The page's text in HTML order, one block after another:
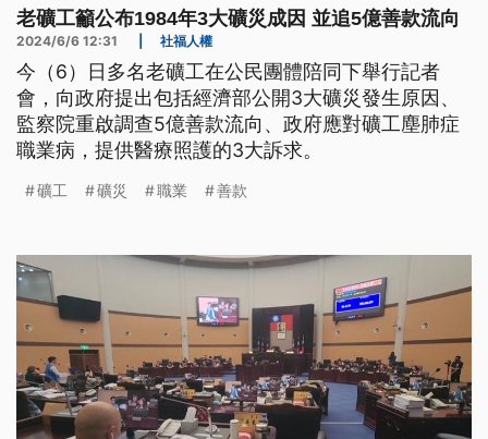
老礦工籲公布1984年3大礦災成因 並追5億善款流向
2024/6/6 12:31 社福人權
今（6）日多名老礦工在公民團體陪同下舉行記者
會，向政府提出包括經濟部公開3大礦災發生原因、
監察院重啟調查5億善款流向、政府應對礦工塵肺症
職業病，提供醫療照護的3大訴求。
礦工 礦災 職業 善款